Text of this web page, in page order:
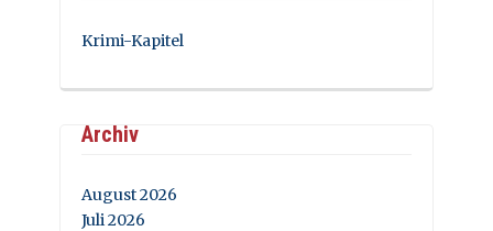
Krimi-Kapitel
Archiv
August 2026
Juli 2026